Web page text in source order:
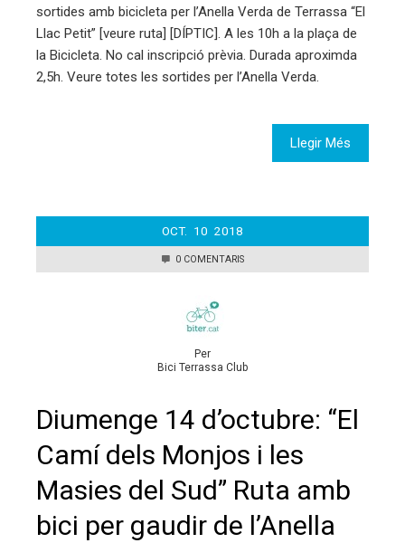
sortides amb bicicleta per l’Anella Verda de Terrassa “El
Llac Petit” [veure ruta] [DÍPTIC]. A les 10h a la plaça de
la Bicicleta. No cal inscripció prèvia. Durada aproximda
2,5h. Veure totes les sortides per l’Anella Verda.
Llegir Més
OCT. 10 2018
0 COMENTARIS
Per
Bici Terrassa Club
Diumenge 14 d’octubre: “El
Camí dels Monjos i les
Masies del Sud” Ruta amb
bici per gaudir de l’Anella